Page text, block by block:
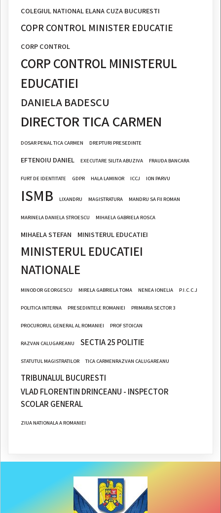
COLEGIUL NATIONAL ELANA CUZA BUCURESTI
COPR CONTROL MINISTER EDUCATIE
CORP CONTROL
CORP CONTROL MINISTERUL
EDUCATIEI
DANIELA BADESCU
DIRECTOR TICA CARMEN
DOSAR PENAL TICA CARMEN DREPTURI PRESEDINTE
EFTENOIU DANIEL EXECUTARE SILITA ABUZIVA FRAUDA BANCARA
FURT DE IDENTITATE GDPR HALA LAMINOR ICCJ ION PARVU
ISMB LIXANDRU MAGISTRATURA MANDRU SA FII ROMAN
MARINELA DANIELA STROESCU MIHAELA GABRIELA ROSCA
MIHAELA STEFAN MINISTERUL EDUCATIEI
MINISTERUL EDUCATIEI
NATIONALE
MINODOR GEORGESCU MIRELA GABRIELA TOMA NENEA IONELIA P.I.C.C.J
POLITICA INTERNA PRESEDINTELE ROMANIEI PRIMARIA SECTOR 3
PROCURORUL GENERAL AL ROMANIEI PROF STOICAN
RAZVAN CALUGAREANU SECTIA 25 POLITIE
STATUTUL MAGISTRATILOR TICA CARMENRAZVAN CALUGAREANU
TRIBUNALUL BUCURESTI
VLAD FLORENTIN DRINCEANU - INSPECTOR
SCOLAR GENERAL
ZIUA NATIONALA A ROMANIEI